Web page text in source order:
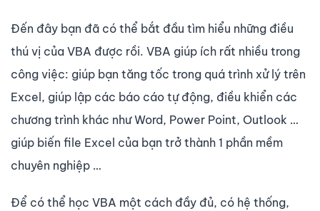
Đến đây bạn đã có thể bắt đầu tìm hiểu những điều
thú vị của VBA được rồi. VBA giúp ích rất nhiều trong
công việc: giúp bạn tăng tốc trong quá trình xử lý trên
Excel, giúp lập các báo cáo tự động, điều khiển các
chương trình khác như Word, Power Point, Outlook …
giúp biến file Excel của bạn trở thành 1 phần mềm
chuyên nghiệp …
Để có thể học VBA một cách đầy đủ, có hệ thống,